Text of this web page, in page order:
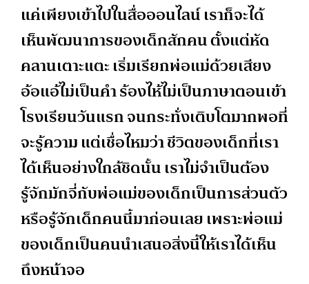
แค่เพียงเข้าไปในสื่อออนไลน์ เราก็จะได้
เห็นพัฒนาการของเด็กสักคน ตั้งแต่หัด
คลานเตาะแตะ เริ่มเรียกพ่อแม่ด้วยเสียง
อ้อแอ้ไม่เป็นคำ ร้องไห้ไม่เป็นภาษาตอนเข้า
โรงเรียนวันแรก จนกระทั่งเติบโตมากพอที่
จะรู้ความ แต่เชื่อไหมว่า ชีวิตของเด็กที่เรา
ได้เห็นอย่างใกล้ชิดนั้น เราไม่จำเป็นต้อง
รู้จักมักจี่กับพ่อแม่ของเด็กเป็นการส่วนตัว
หรือรู้จักเด็กคนนี้มาก่อนเลย เพราะพ่อแม่
ของเด็กเป็นคนนำเสนอสิ่งนี้ให้เราได้เห็น
ถึงหน้าจอ